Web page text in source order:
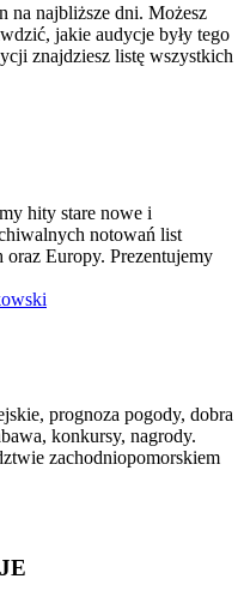
na najbliższe dni. Możesz
jakie audycje były tego
znajdziesz listę wszystkich
hity stare nowe i
notowań list
Europy. Prezentujemy
prognoza pogody, dobra
konkursy, nagrody.
zachodniopomorskiem